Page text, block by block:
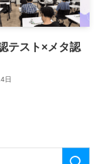
テスト×メタ認
日